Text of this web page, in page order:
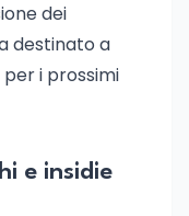
dei
destinato a
i prossimi
e insidie